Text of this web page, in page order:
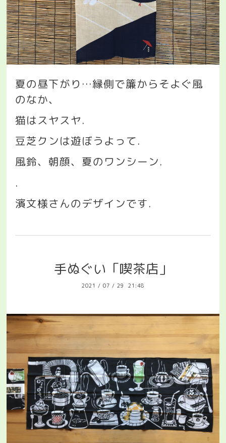
夏の昼下がり …縁側で簾からそよぐ風
のなか、
猫はスヤスヤ.
豆芝クンは遊ぼうよって.
風鈴、朝顔、夏のワンシーン.
.
濱文様さんのデザインです.
手ぬぐい「喫茶店」
2021 / 07 / 29 21:48